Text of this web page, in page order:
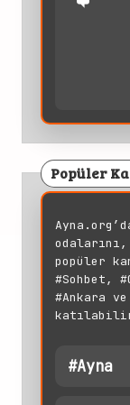
Popüler
popüler
#Sohbet,
#Ankara
#ayna